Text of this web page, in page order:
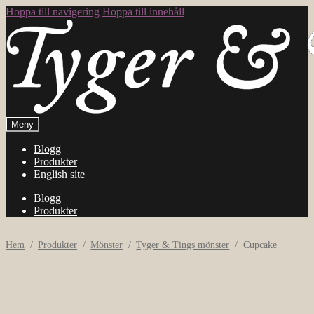
Hoppa till navigering Hoppa till innehåll
Meny
Blogg
Produkter
English site
Blogg
Produkter
Hem / Produkter / Mönster / Tyger & Tings mönster / Cupcake